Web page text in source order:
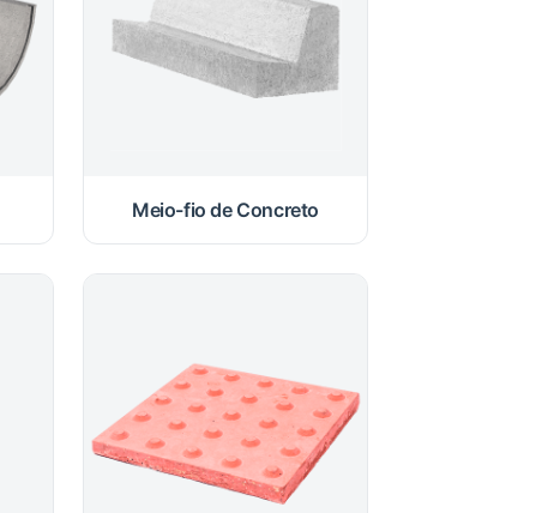
Meio-fio de Concreto